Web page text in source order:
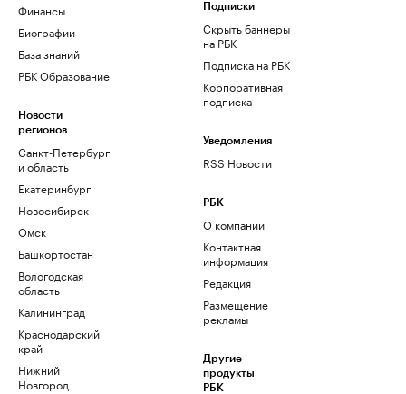
Финансы
Биографии
База знаний
РБК Образование
Новости
регионов
Санкт-Петербург
и область
Екатеринбург
Новосибирск
Омск
Башкортостан
Вологодская
область
Калининград
Краснодарский
край
Нижний
Новгород
Подписки
Скрыть баннеры
на РБК
Подписка на РБК
Корпоративная
подписка
Уведомления
RSS Новости
РБК
О компании
Контактная
информация
Редакция
Размещение
рекламы
Другие
продукты
РБК